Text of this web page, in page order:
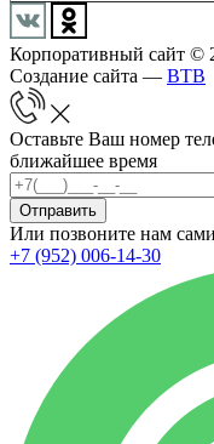
Корпоративный сайт ©
Создание сайта — BTB
Оставьте Ваш номер
ближайшее время
Отправить
Или позвоните нам
+7 (952) 006-14-30